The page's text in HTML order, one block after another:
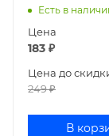
диспенсер с
Есть в
Цена
183 ₽
Цена до
249₽
В